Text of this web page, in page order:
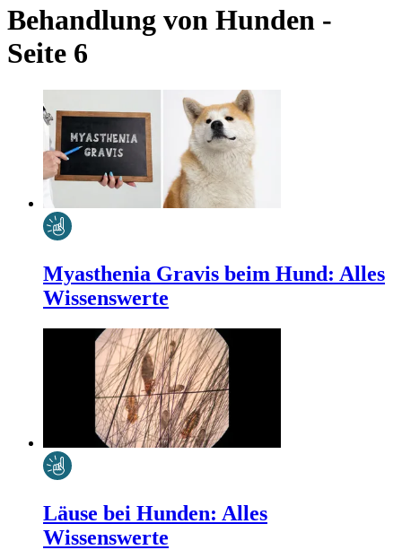
Behandlung von Hunden -
Seite 6
Myasthenia Gravis beim Hund: Alles
Wissenswerte
Läuse bei Hunden: Alles
Wissenswerte